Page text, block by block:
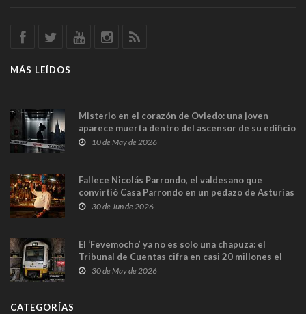
MÁS LEÍDOS
Misterio en el corazón de Oviedo: una joven
aparece muerta dentro del ascensor de su edificio
y las cámaras captan sus últimos minutos
10 de May de 2026
Fallece Nicolás Parrondo, el valdesano que
convirtió Casa Parrondo en un pedazo de Asturias
en Madrid
30 de Jun de 2026
El ‘Fevemocho’ ya no es solo una chapuza: el
Tribunal de Cuentas cifra en casi 20 millones el
sobrecoste de los trenes que no cabían por los
30 de May de 2026
CATEGORÍAS